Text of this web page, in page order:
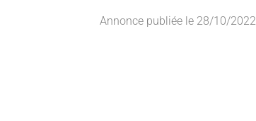
Annonce publiée le 28/10/2022